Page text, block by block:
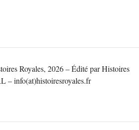
Royales, 2026 – Édité par Histoires
– info(at)histoiresroyales.fr